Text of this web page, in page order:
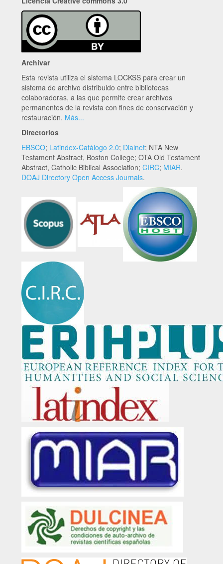
Archivar
Esta revista utiliza el sistema LOCKSS para crear un
sistema de archivo distribuido entre bibliotecas
colaboradoras, a las que permite crear archivos
permanentes de la revista con fines de conservación y
restauración. Más...
Directorios
EBSCO; Latindex-Catálogo 2.0; Dialnet; NTA New
Testament Abstract, Boston College; OTA Old Testament
Abstract, Catholic Biblical Association; CIRC; MIAR.
DOAJ Directory Open Access Journals.